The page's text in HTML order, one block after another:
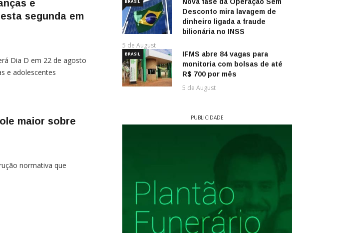
e
segunda em
Dia D em 22 de agosto
e adolescentes
maior sobre
normativa que
BRASIL
Desconto mira lavagem de
dinheiro ligada a fraude
bilionária no INSS
5 de August
BRASIL
IFMS abre 84 vagas para
monitoria com bolsas de até
R$ 700 por mês
5 de August
PUBLICIDADE